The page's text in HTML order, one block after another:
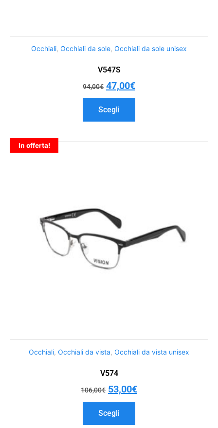
Occhiali, Occhiali da sole, Occhiali da sole unisex
V547S
94,00€ 47,00€
Scegli
In offerta!
Occhiali, Occhiali da vista, Occhiali da vista unisex
V574
106,00€ 53,00€
Scegli